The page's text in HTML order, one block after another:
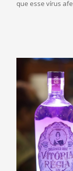
que esse vírus